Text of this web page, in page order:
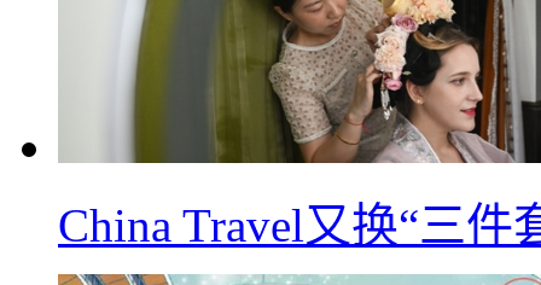
China Travel又换“三